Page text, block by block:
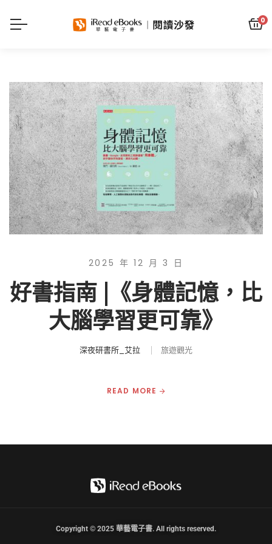
0
2025 年 12 月 3 日
好書指南 |《身體記憶，比
大腦學習更可靠》
深夜研書所_艾拉 旅遊觀光
READ MORE
Copyright © 2025 華藝電子書. All rights reserved.